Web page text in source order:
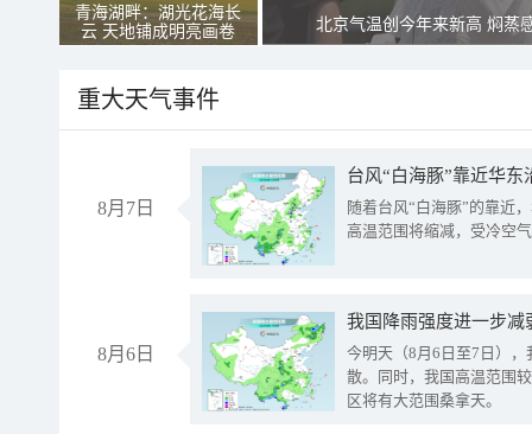
青海湖畔：湖光花海长
云 天地铺成明亮画卷
北京气温创今年来新高 焖蒸
重大天气事件
8月7日
台风“白海豚”靠近华
随着台风“白海豚”的靠近
高温范围将缩减，受冷空
8月6日
今明天（8月6日至7日）
散。同时，我国高温范围
区将有大范围桑拿天。